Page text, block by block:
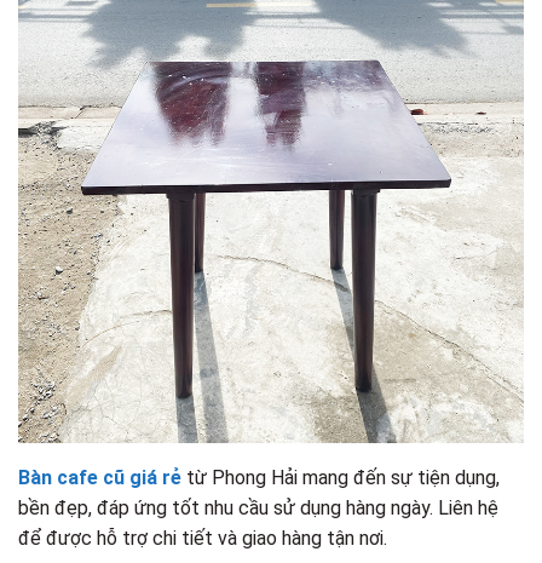
Bàn cafe cũ giá rẻ từ Phong Hải mang đến sự tiện dụng,
bền đẹp, đáp ứng tốt nhu cầu sử dụng hàng ngày. Liên hệ
để được hỗ trợ chi tiết và giao hàng tận nơi.